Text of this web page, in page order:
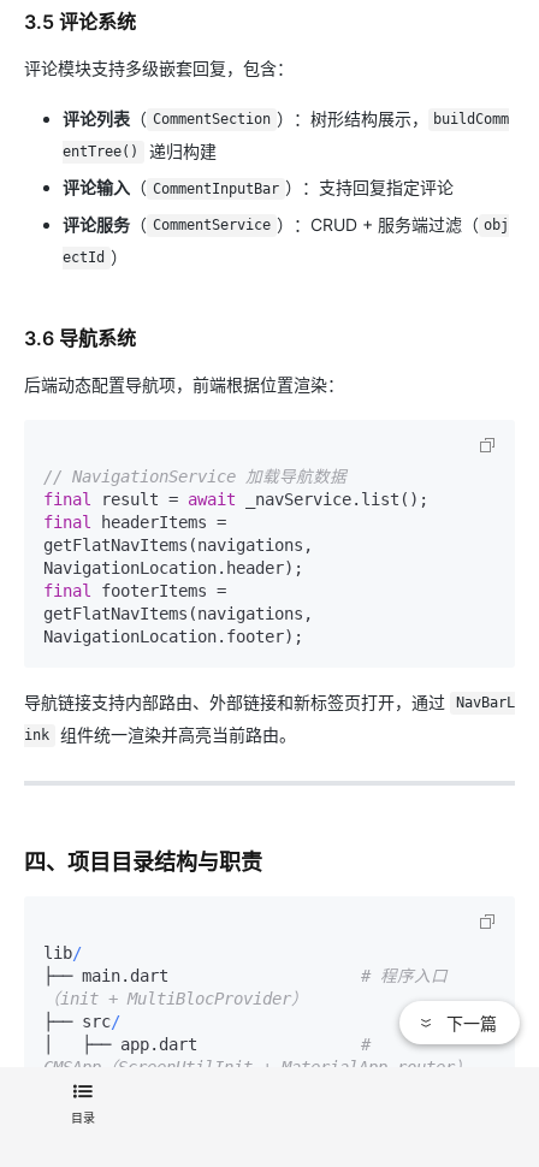
3.5 评论系统
评论模块支持多级嵌套回复，包含：
评论列表 （ CommentSection ）：树形结构展示，
buildComm
entTree()
递归构建
评论输入 （ CommentInputBar ）：支持回复指定评论
评论服务 （ CommentService ）：CRUD + 服务端过滤（ obj
ectId ）
3.6 导航系统
后端动态配置导航项，前端根据位置渲染：
// NavigationService 加载导航数据
final
result = await
final
headerItems =
getFlatNavItems(navigations,
final
footerItems =
getFlatNavItems(navigations,
导航链接支持内部路由、外部链接和新标签页打开，通过
NavBarL
ink
组件统一渲染并高亮当前路由。
四、项目目录结构与职责
lib/
├── main.dart # 程序入口
（init + MultiBlocProvider）
├── src/
│   ├── app.dart #
CMSApp（ScreenUtilInit + MaterialApp.router）
│   ├── init.dart
（环境变量、传输层、仓库）
目录
下一篇